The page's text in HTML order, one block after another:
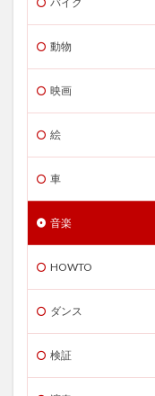
動物
映画
絵
車
音楽
HOWTO
ダンス
検証